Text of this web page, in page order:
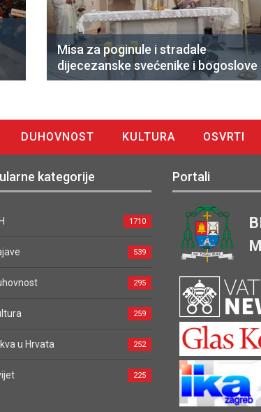
Misa za poginule i stradale
dijecezanske svećenike i bogoslove
DUHOVNOST KULTURA OSVRTI
kategorije
1710
539
295
259
u Hrvata 252
225
Portali